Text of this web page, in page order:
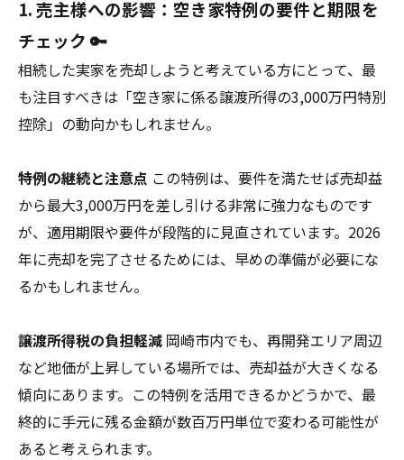
1. 売主様への影響：空き家特例の要件と期限を
チェック 🔑
相続した実家を売却しようと考えている方にとって、最
も注目すべきは「空き家に係る譲渡所得の3,000万円特別
控除」の動向かもしれません。
特例の継続と注意点 この特例は、要件を満たせば売却益
から最大3,000万円を差し引ける非常に強力なものです
が、適用期限や要件が段階的に見直されています。2026
年に売却を完了させるためには、早めの準備が必要にな
るかもしれません。
譲渡所得税の負担軽減 岡崎市内でも、再開発エリア周辺
など地価が上昇している場所では、売却益が大きくなる
傾向にあります。この特例を活用できるかどうかで、最
終的に手元に残る金額が数百万円単位で変わる可能性が
あると考えられます。